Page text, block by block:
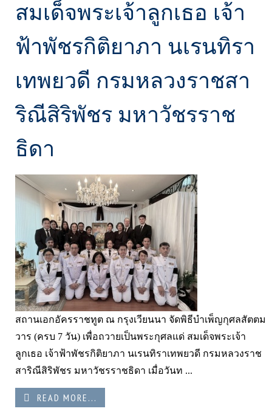
สมเด็จพระเจ้าลูกเธอ เจ้า
ฟ้าพัชรกิติยาภา นเรนทิรา
เทพยวดี กรมหลวงราชสา
ริณีสิริพัชร มหาวัชรราช
ธิดา
สถานเอกอัครราชทูต ณ กรุงเวียนนา จัดพิธีบำเพ็ญกุศลสัตตม
วาร (ครบ 7 วัน) เพื่อถวายเป็นพระกุศลแด่ สมเด็จพระเจ้า
ลูกเธอ เจ้าฟ้าพัชรกิติยาภา นเรนทิราเทพยวดี กรมหลวงราช
สาริณีสิริพัชร มหาวัชรราชธิดา เมื่อวันท ...
READ MORE...